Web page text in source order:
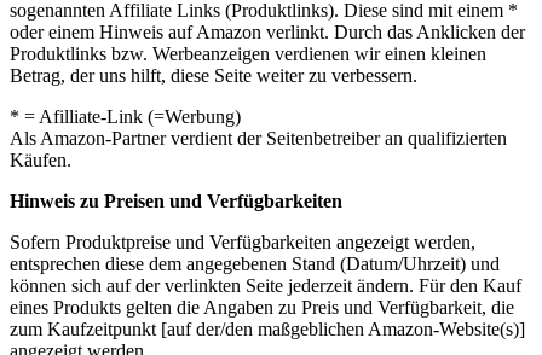
sogenannten Affiliate Links (Produktlinks). Diese sind mit einem *
oder einem Hinweis auf Amazon verlinkt. Durch das Anklicken der
Produktlinks bzw. Werbeanzeigen verdienen wir einen kleinen
Betrag, der uns hilft, diese Seite weiter zu verbessern.
* = Afilliate-Link (=Werbung)
Als Amazon-Partner verdient der Seitenbetreiber an qualifizierten
Käufen.
Hinweis zu Preisen und Verfügbarkeiten
Sofern Produktpreise und Verfügbarkeiten angezeigt werden,
entsprechen diese dem angegebenen Stand (Datum/Uhrzeit) und
können sich auf der verlinkten Seite jederzeit ändern. Für den Kauf
eines Produkts gelten die Angaben zu Preis und Verfügbarkeit, die
zum Kaufzeitpunkt [auf der/den maßgeblichen Amazon-Website(s)]